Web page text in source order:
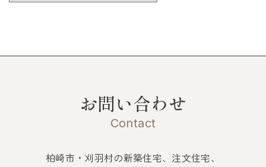
お問い合わせ
Contact
柏崎市・刈羽村の新築住宅、注文住宅、